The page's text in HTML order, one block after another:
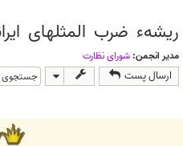
ریشهء ضرب المثلهای
مدیر انجمن: شوراي نظارت
ارسال پست